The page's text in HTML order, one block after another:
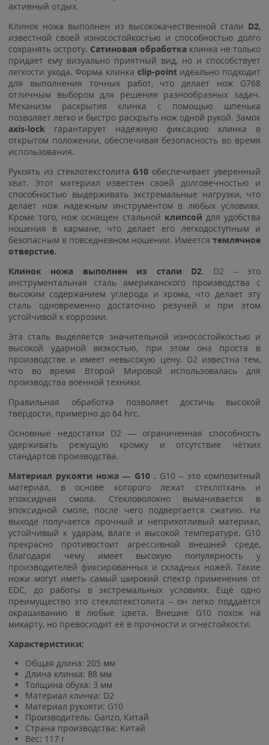
активный отдых.
Клинок ножа выполнен из высококачественной стали D2,
известной своей износостойкостью и способностью долго
сохранять остроту. Сатиновая обработка клинка не только
придает ему визуально приятный вид, но и способствует
легкости ухода. Форма клинка clip-pointидеально подходит
для выполнения точных работ, что делает нож G768
отличным выбором для решения разнообразных задач.
Механизм раскрытия клинка с помощью шпенька
позволяет легко и быстро раскрыть нож одной рукой. Замок
axis-lock гарантирует надежную фиксацию клинка в
открытом положении, обеспечивая безопасность во время
использования.
Рукоять из стеклотекстолита G10 обеспечивает уверенный
хват. Этот материал известен своей долговечностью и
способностью выдерживать экстремальные нагрузки, что
делает нож надежным инструментом в любых условиях.
Кроме того, нож оснащен стальной клипсой для удобства
ношения в кармане, что делает его легкодоступным и
безопасным в повседневном ношении. Имеется темлячное
отверстие.
Клинок ножа выполнен из стали D2. D2 – это
инструментальная сталь американского производства с
высоким содержанием углерода и хрома, что делает эту
сталь одновременно достаточно резучей и при этом
устойчивой к коррозии.
Эта сталь выделяется значительной износостойкостью и
высокой ударной вязкостью, при этом она проста в
производстве и имеет невысокую цену. D2 известна тем,
что во время Второй Мировой использовалась для
производства военной техники.
Правильная обработка позволяет достичь высокой
твёрдости, примерно до 64 hrc.
Основные недостатки D2 — ограниченная способность
удерживать режущую кромку и отсутствие чётких
стандартов производства.
Материал рукояти ножа — G10 . G10 – это композитный
материал, в основе которого лежат стеклоткань и
эпоксидная смола. Стекловолокно вымачивается в
эпоксидной смоле, после чего подвергается сжатию. На
выходе получается прочный и неприхотливый материал,
устойчивый к ударам, влаге и высокой температуре. G10
прекрасно противостоит агрессивной внешней среде,
благодаря чему имеет высокую популярность у
производителей фиксированных и складных ножей. Такие
ножи могут иметь самый широкий спектр применения от
EDC, до работы в экстремальных условиях. Ещё одно
преимущество это стеклотекстолита – он легко поддаётся
окрашиванию в любые цвета. Внешне G10 похож на
микарту, но превосходит её в прочности и огнестойкости.
Характеристики:
Общая длина: 205 мм
Длина клинка: 88 мм
Толщина обуха: 3 мм
Материал клинка: D2
Материал рукояти: G10
Производитель: Ganzo, Китай
Страна производства: Китай
Вес: 117 г